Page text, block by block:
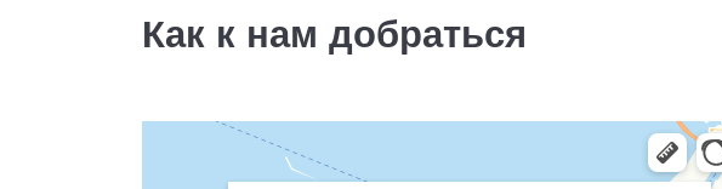
Как к нам добраться